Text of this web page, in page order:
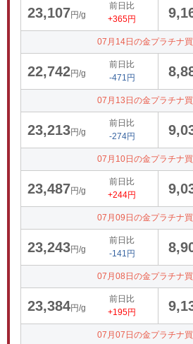
23,107円/g
前日比
+365円
07月14日の金プラチナ
22,742円/g
前日比
-471円
07月13日の金プラチナ
23,213円/g
前日比
-274円
07月10日の金プラチナ
23,487円/g
前日比
+244円
07月09日の金プラチナ
23,243円/g
前日比
-141円
07月08日の金プラチナ
23,384円/g
前日比
+195円
07月07日の金プラチナ